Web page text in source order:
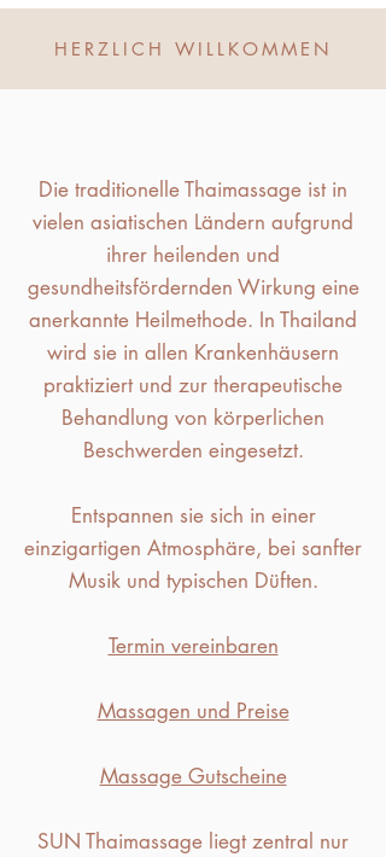
HERZLICH WILLKOMMEN
​​​Die traditionelle Thaimassage ist in
vielen asiatischen Ländern aufgrund
ihrer heilenden und
gesundheitsfördernden Wirkung eine
anerkannte Heilmethode. In Thailand
wird sie in allen Krankenhäusern
praktiziert und zur therapeutische
Behandlung von körperlichen
Beschwerden eingesetzt.
​Entspannen sie sich in einer
einzigartigen Atmosphäre, bei sanfter
Musik und typischen Düften.
Termin vereinbaren
Massagen und Preise
Massage Gutscheine
SUN Thaimassage liegt zentral nur